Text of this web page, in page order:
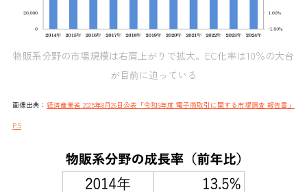
物販系分野の市場規模は右肩上がりで拡大。EC化率は10％の大台
が目前に迫っている
画像出典： 経済産業省 2025年8月26日公表「令和6年度 電子商取引に関する市場調査 報告書」
P.5